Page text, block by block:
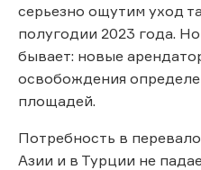
серьезно ощутим уход
полугодии 2023 года.
бывает: новые
освобождения
площадей.
Потребность в
Азии и в Турции не